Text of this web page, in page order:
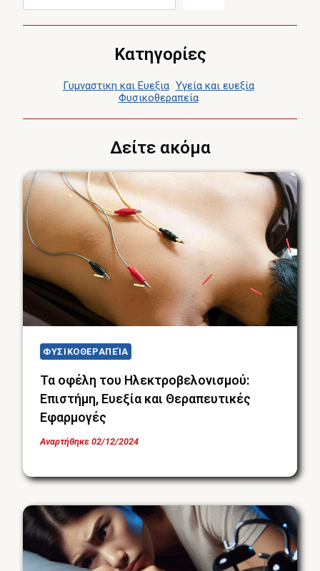
Κατηγορίες
Γυμναστικη και Ευεξια Υγεία και ευεξία
Φυσικοθεραπεία
Δείτε ακόμα
ΦΥΣΙΚΟΘΕΡΑΠΕΊΑ
Τα οφέλη του Ηλεκτροβελονισμού:
Επιστήμη, Ευεξία και Θεραπευτικές
Εφαρμογές
Αναρτήθηκε 02/12/2024